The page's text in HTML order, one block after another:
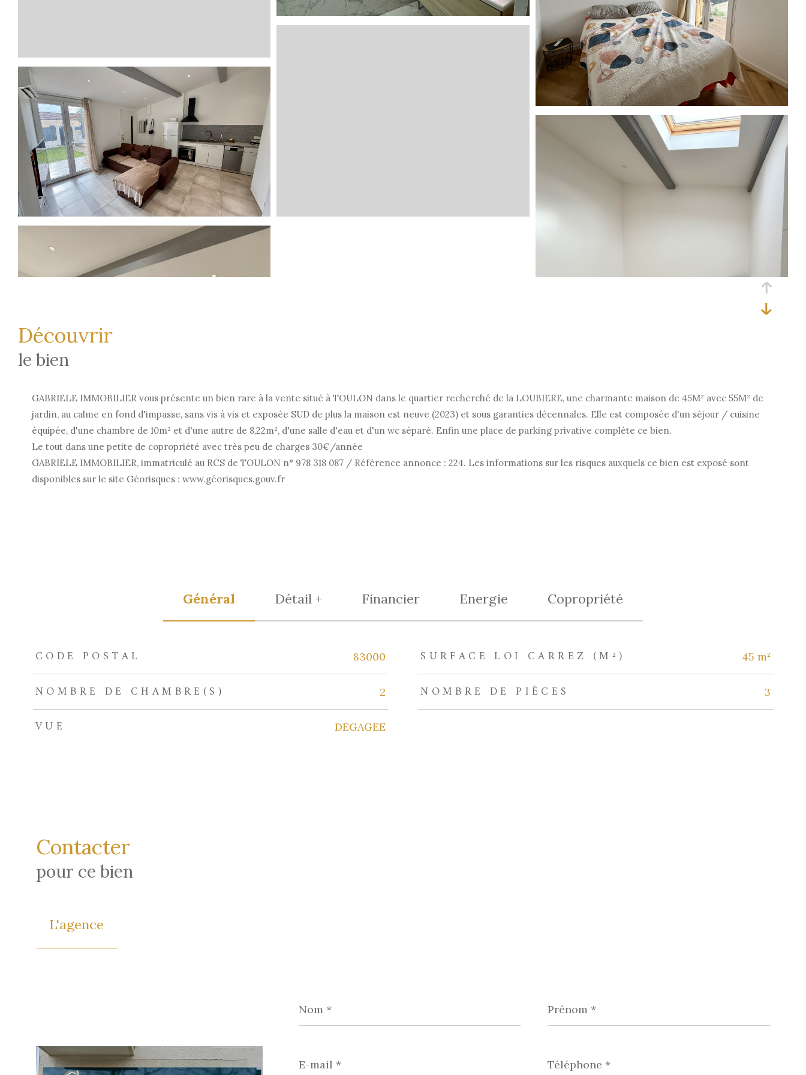
découvrir
le bien
GABRIELE IMMOBILIER vous présente un bien rare à la vente situé à TOULON dans le quartier recherché de la LOUBIERE, une charmante maison de 45M² avec 55M² de
jardin, au calme en fond d'impasse, sans vis à vis et exposée SUD de plus la maison est neuve (2023) et sous garanties décennales. Elle est composée d'un séjour / cuisine
équipée, d'une chambre de 10m² et d'une autre de 8,22m², d'une salle d'eau et d'un wc séparé. Enfin une place de parking privative complète ce bien.
Le tout dans une petite de copropriété avec très peu de charges 30€/année
GABRIELE IMMOBILIER, immatriculé au RCS de TOULON n° 978 318 087 / Référence annonce : 224. Les informations sur les risques auxquels ce bien est exposé sont
disponibles sur le site Géorisques : www.géorisques.gouv.fr
Général Détail + Financier Energie Copropriété
TRAD_ZEPHYR_Caracteristique
CODE POSTAL 83000 SURFACE LOI CARREZ (M²) 45 m²
NOMBRE DE CHAMBRE(S) 2 NOMBRE DE PIÈCES 3
VUE DEGAGEE
Contacter
pour ce bien
L'agence
* *
mail
*
*